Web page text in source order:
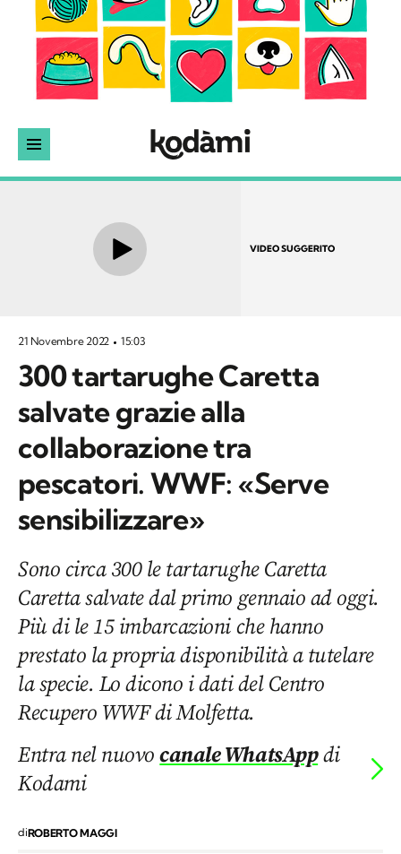
VIDEO SUGGERITO
21 Novembre 2022 15:03
300 tartarughe Caretta
salvate grazie alla
collaborazione tra
pescatori. WWF: «Serve
sensibilizzare»
Sono circa 300 le tartarughe Caretta
Caretta salvate dal primo gennaio ad oggi.
Più di le 15 imbarcazioni che hanno
prestato la propria disponibilità a tutelare
la specie. Lo dicono i dati del Centro
Recupero WWF di Molfetta.
Entra nel nuovocanale WhatsAppdi
Kodami
diROBERTO MAGGI